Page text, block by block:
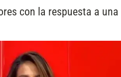
con la respuesta a